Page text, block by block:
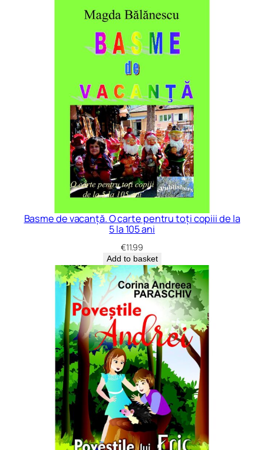
Basme de vacanță. O carte pentru toți copiii de la
5 la 105 ani
€11.99
Add to basket